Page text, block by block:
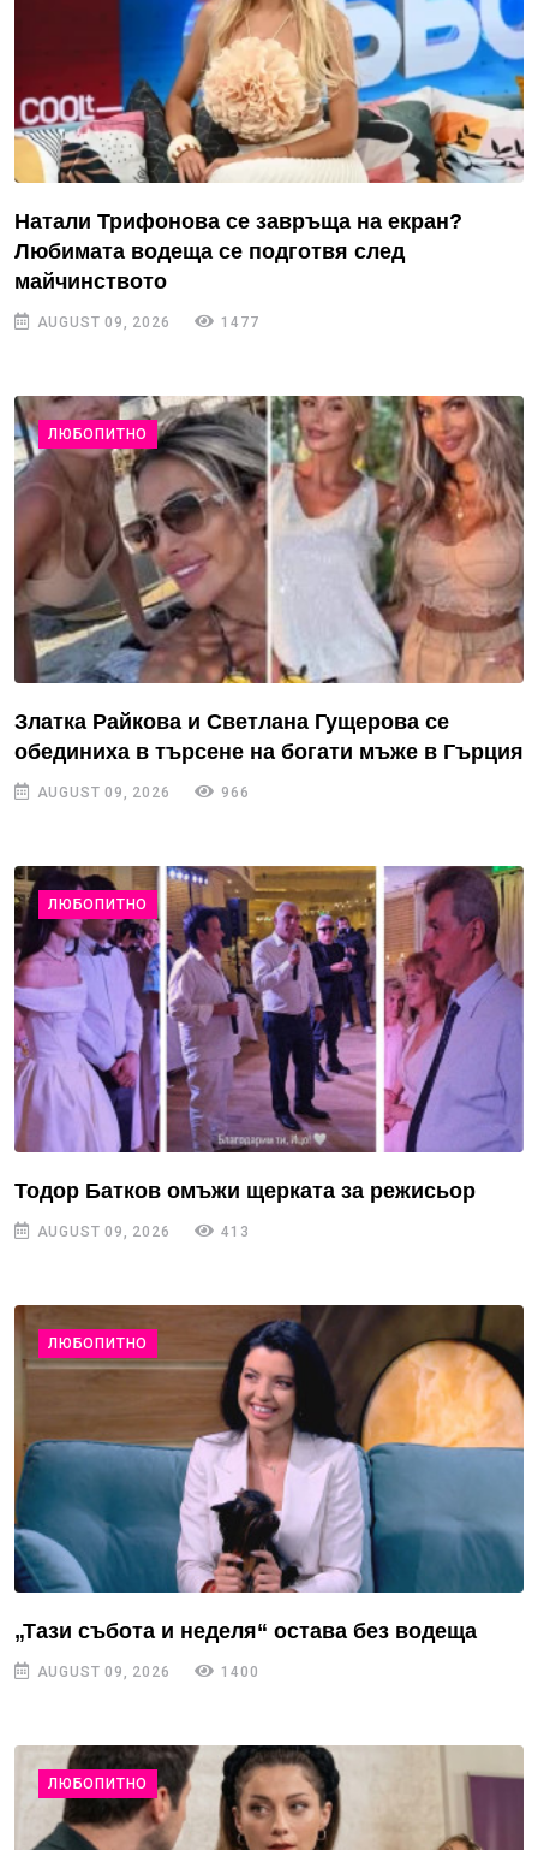
Натали Трифонова се завръща на екран?
Любимата водеща се подготвя след
майчинството
AUGUST 09, 2026 1477
ЛЮБОПИТНО
Златка Райкова и Светлана Гущерова се
обединиха в търсене на богати мъже в Гърция
AUGUST 09, 2026 966
ЛЮБОПИТНО
Тодор Батков омъжи щерката за режисьор
AUGUST 09, 2026 413
ЛЮБОПИТНО
„Тази събота и неделя“ остава без водеща
AUGUST 09, 2026 1400
ЛЮБОПИТНО